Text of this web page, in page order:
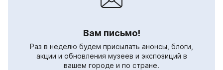
Вам письмо!
Раз в неделю будем присылать анонсы, блоги,
акции и обновления музеев и экспозиций в
вашем городе и по стране.